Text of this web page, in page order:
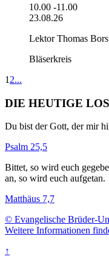
10.00 -11.00
23.08.26
Lektor Thomas
Bläserkreis
1 2...
DIE HEUTIGE
Du bist der Gott, der mir
Psalm 25,5
Bittet, so wird euch
an, so wird euch aufgetan.
Matthäus 7,7
© Evangelische Brüder-
Weitere Informationen
↑